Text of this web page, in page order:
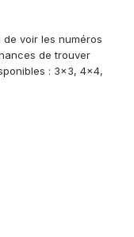
voir les numéros
de trouver
: 3x3, 4x4,